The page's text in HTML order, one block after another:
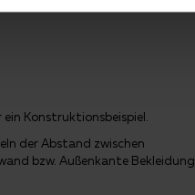
Konstruktionsbeispiel.
der Abstand zwischen
bzw. Außenkante Bekleidung